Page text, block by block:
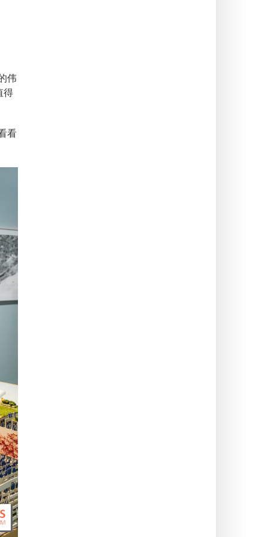
伟
得
看